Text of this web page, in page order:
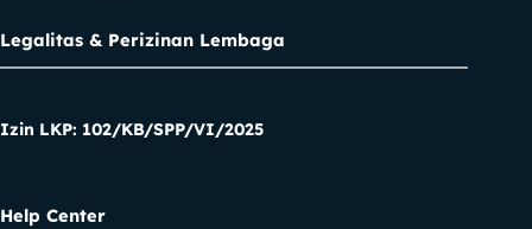
Legalitas & Perizinan Lembaga
Izin LKP: 102/KB/SPP/VI/2025
Help Center